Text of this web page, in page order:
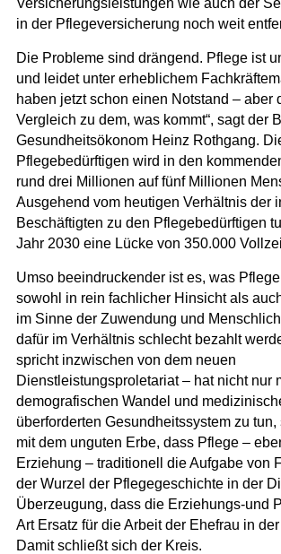
Versicherungsleistungen wie auch der
in der Pflegeversicherung noch weit
Die Probleme sind drängend. Pflege ist
und leidet unter erheblichem
haben jetzt schon einen Notstand – aber
Vergleich zu dem, was kommt“, sagt der
Gesundheitsökonom Heinz Rothgang.
Pflegebedürftigen wird in den
rund drei Millionen auf fünf Millionen
Ausgehend vom heutigen Verhältnis der
Beschäftigten zu den Pflegebedürftigen
Jahr 2030 eine Lücke von 350.000
Umso beeindruckender ist es, was
sowohl in rein fachlicher Hinsicht als
im Sinne der Zuwendung und
dafür im Verhältnis schlecht bezahlt
spricht inzwischen von dem neuen
Dienstleistungsproletariat – hat nicht nur
demografischen Wandel und
überforderten Gesundheitssystem zu
mit dem unguten Erbe, dass Pflege –
Erziehung – traditionell die Aufgabe von
der Wurzel der Pflegegeschichte in der
Überzeugung, dass die Erziehungs-und
Art Ersatz für die Arbeit der Ehefrau in
Damit schließt sich der Kreis.